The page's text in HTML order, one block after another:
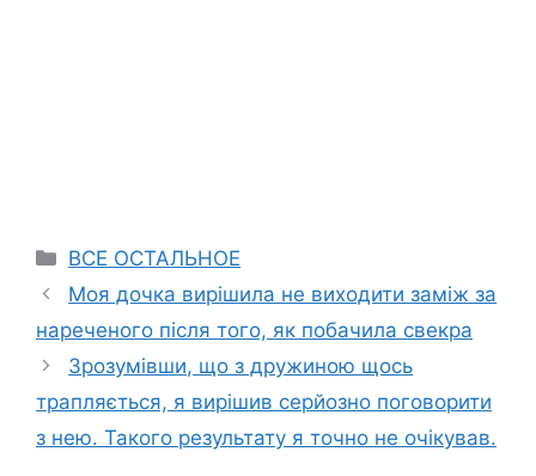
Categories
ВСЕ ОСТАЛЬНОЕ
Моя дочка вирішила не виходити заміж за
нареченого після того, як побачила свекра
Зрозумівши, що з дружиною щось
трапляється, я вирішив серйозно поговорити
з нею. Такого результату я точно не очікував.